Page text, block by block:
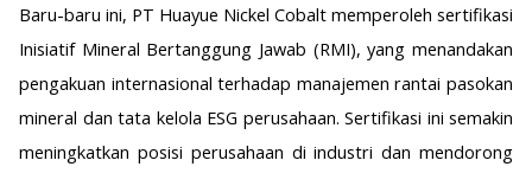
Baru-baru ini, PT Huayue Nickel Cobalt memperoleh sertifikasi
Inisiatif Mineral Bertanggung Jawab (RMI), yang menandakan
pengakuan internasional terhadap manajemen rantai pasokan
mineral dan tata kelola ESG perusahaan. Sertifikasi ini semakin
meningkatkan posisi perusahaan di industri dan mendorong